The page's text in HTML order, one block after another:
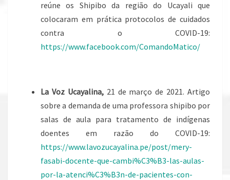
reúne os Shipibo da região do Ucayali que
colocaram em prática protocolos de cuidados
contra o COVID-19:
https://www.facebook.com/ComandoMatico/
La Voz Ucayalina, 21 de março de 2021. Artigo
sobre a demanda de uma professora shipibo por
salas de aula para tratamento de indígenas
doentes em razão do COVID-19:
https://www.lavozucayalina.pe/post/mery-
fasabi-docente-que-cambi%C3%B3-las-aulas-
por-la-atenci%C3%B3n-de-pacientes-con-